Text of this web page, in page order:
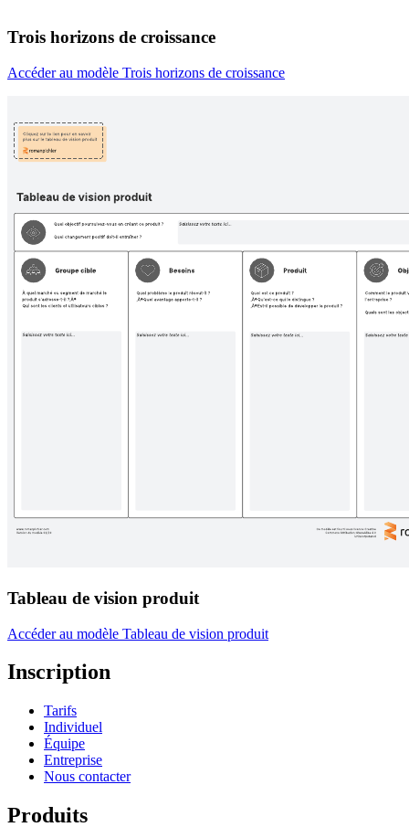
Trois horizons de croissance
Accéder au modèle Trois horizons de croissance
Tableau de vision produit
Accéder au modèle Tableau de vision produit
Inscription
Tarifs
Individuel
Équipe
Entreprise
Nous contacter
Produits